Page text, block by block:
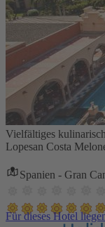
Vielfältiges
Lopesan Costa
Spanien - Gran
Für dieses Hotel